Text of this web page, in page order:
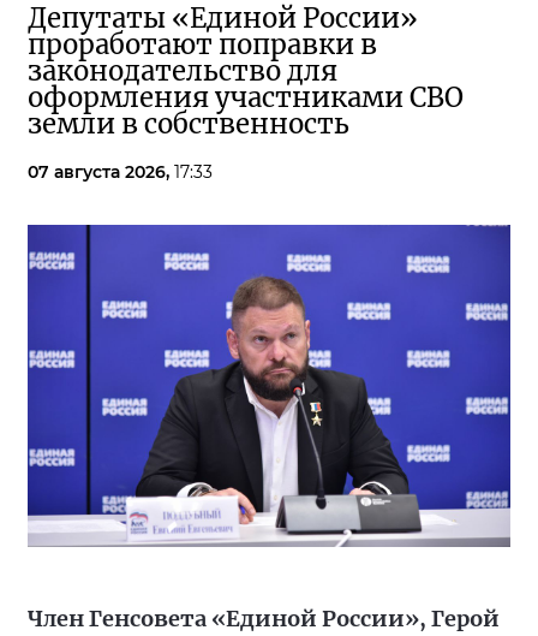
Депутаты «Единой России»
проработают поправки в
законодательство для
оформления участниками СВО
земли в собственность
07 августа 2026, 17:33
Член Генсовета «Единой России», Герой